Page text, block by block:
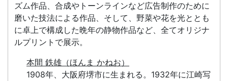
ズム作品、合成やトーンラインなど広告制作のために
磨いた技法による作品、そして、野菜や花を光ととも
に卓上で構成した晩年の静物作品など、全てオリジナ
ルプリントで展示。
本間 鉄雄（ほんま かねお）
1908年、大阪府堺市に生まれる。1932年に江崎写